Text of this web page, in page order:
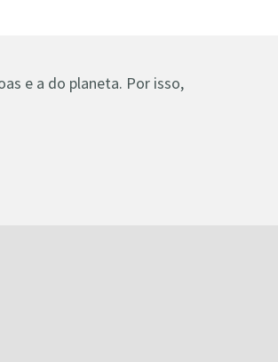
e a do planeta. Por isso,